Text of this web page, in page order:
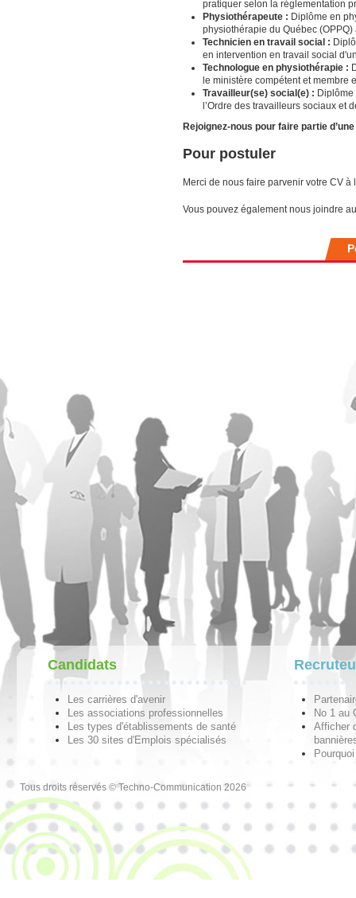
pratiquer selon la réglementation
Physiothérapeute : Diplôme en
physiothérapie du Québec
Technicien en travail social :
en intervention en travail social
Technologue en physiothérapie :
le ministère compétent et membre
Travailleur(se) social(e) :
l’Ordre des travailleurs sociaux et
Rejoignez-nous pour faire partie
Pour postuler
Merci de nous faire parvenir votre CV
Vous pouvez également nous joindre
Candidats
Les carrières d'avenir
Les associations professionnelles
Les types d'établissements de santé
Les 30 sites d'Emplois spécialisés
No 1 au
Afficher
Tous droits réservés © Techno-Communication 2026